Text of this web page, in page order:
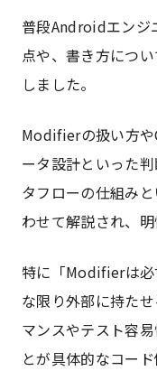
普段Androidエンジ
点や、書き方につ
しました。
Modifierの扱い方
ータ設計といった
タフローの仕組み
わせて解説され、明
特に「Modifierは
な限り外部に持た
マンスやテスト容
とが具体的なコー